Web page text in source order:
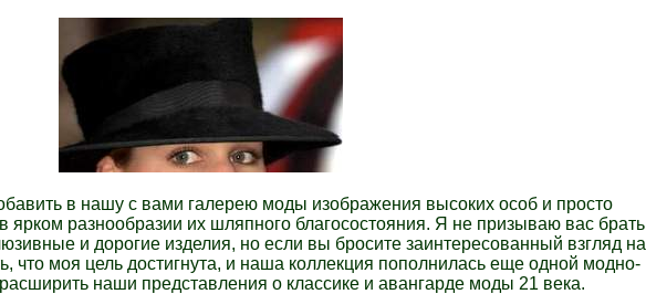
в нашу с вами галерею моды изображения высоких особ и просто
ярком разнообразии их шляпного благосостояния. Я не призываю вас брать
и дорогие изделия, но если вы бросите заинтересованный взгляд на
что моя цель достигнута, и наша коллекция пополнилась еще одной модно-
наши представления о классике и авангарде моды 21 века.